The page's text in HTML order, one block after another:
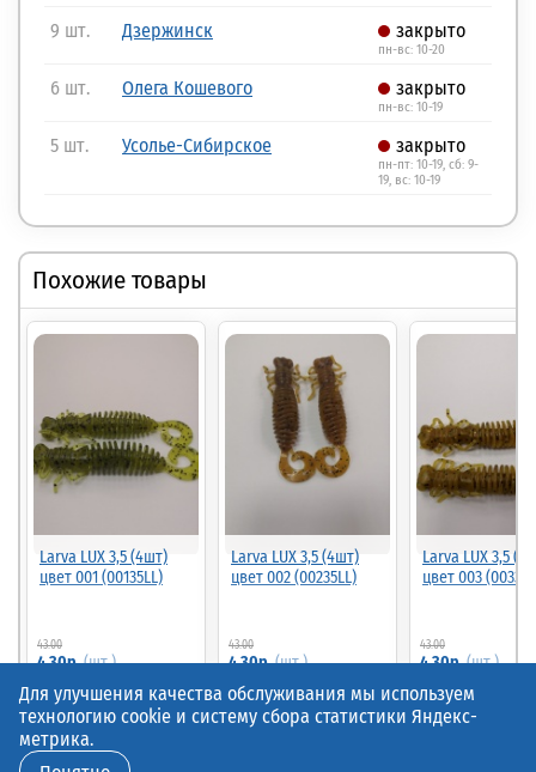
9 шт. Дзержинск закрыто
пн-вс: 10-20
6 шт. Олега Кошевого закрыто
пн-вс: 10-19
5 шт. Усолье-Сибирское закрыто
пн-пт: 10-19, сб: 9-
19, вс: 10-19
Похожие товары
Larva LUX 3,5 (4шт)
цвет 001 (00135LL)
43.00
4.30р.(шт.)
Larva LUX 3,5 (4шт)
цвет 002 (00235LL)
43.00
4.30р.(шт.)
Larva LUX 3,5
цвет 003
43.00
4.30р.(шт.)
Для улучшения качества обслуживания мы используем
технологию cookie и систему сбора статистики Яндекс-
метрика.